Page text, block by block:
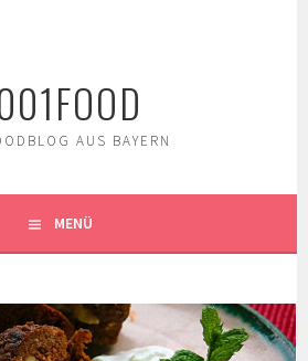
AUS BAYERN
MENÜ